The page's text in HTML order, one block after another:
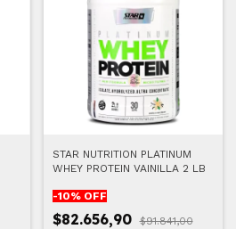
STAR NUTRITION PLATINUM
WHEY PROTEIN VAINILLA 2 LB
-10% OFF
$82.656,90 $91.841,00